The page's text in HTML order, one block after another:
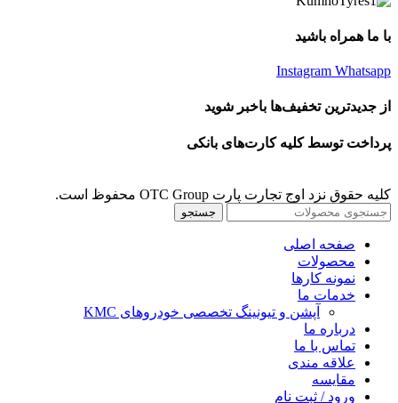
با ما همراه باشید
Instagram Whatsapp
از جدیدترین تخفیف‌ها باخبر شوید
پرداخت توسط کلیه کارت‌های بانکی
کلیه حقوق نزد اوج تجارت پارت OTC Group محفوظ است.
جستجو
صفحه اصلی
محصولات
نمونه کارها
خدمات ما
آپشن و تیونینگ تخصصی خودروهای KMC
درباره ما
تماس با ما
علاقه مندی
مقايسه
ورود / ثبت نام